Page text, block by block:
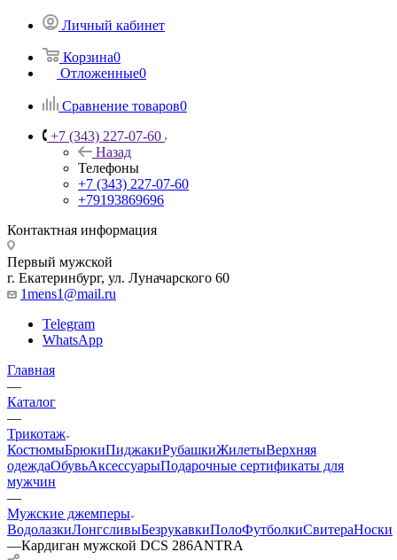
Личный кабинет
Корзина0
Отложенные0
Сравнение товаров0
+7 (343) 227-07-60
Назад
Телефоны
+7 (343) 227-07-60
+79193869696
Контактная информация
Первый мужской
г. Екатеринбург, ул. Луначарского 60
1mens1@mail.ru
Telegram
WhatsApp
Главная
—
Каталог
—
Трикотаж
КостюмыБрюкиПиджакиРубашкиЖилетыВерхняя
одеждаОбувьАксессуарыПодарочные сертификаты для
мужчин
—
Мужские джемперы
ВодолазкиЛонгсливыБезрукавкиПолоФутболкиСвитераНоски
—Кардиган мужской DCS 286ANTRA